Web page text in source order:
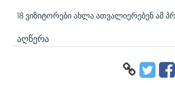
18 ვიზიტორები ახლა ათვალიერებენ ამ
ᲐᲦᲬᲔᲠᲐ